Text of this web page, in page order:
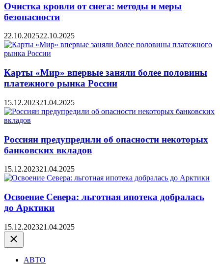
Очистка кровли от снега: методы и меры
безопасности
22.10.202522.10.2025
Карты «Мир» впервые заняли более половины
платежного рынка России
15.12.202321.04.2025
Россиян предупредили об опасности некоторых
банковских вкладов
15.12.202321.04.2025
Освоение Севера: льготная ипотека добралась
до Арктики
15.12.202321.04.2025
Закрыть
АВТО